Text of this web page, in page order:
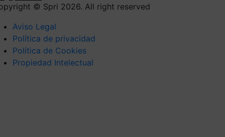
© Spri 2026. All right reserved
Aviso Legal
Política de privacidad
Política de Cookies
Propiedad Intelectual